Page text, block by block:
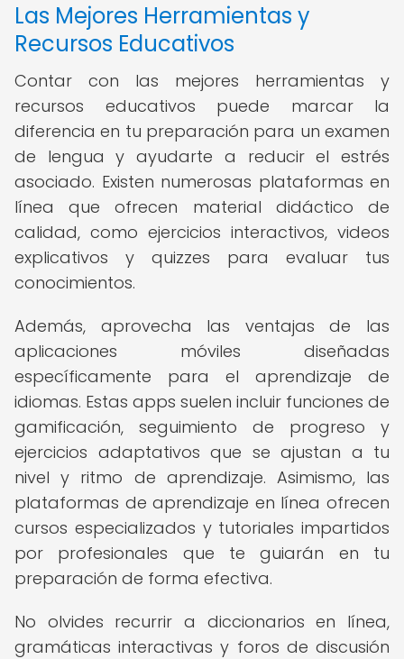
Las Mejores Herramientas y
Recursos Educativos
Contar con las mejores herramientas y
recursos educativos puede marcar la
diferencia en tu preparación para un examen
de lengua y ayudarte a reducir el estrés
asociado. Existen numerosas plataformas en
línea que ofrecen material didáctico de
calidad, como ejercicios interactivos, videos
explicativos y quizzes para evaluar tus
conocimientos.
Además, aprovecha las ventajas de las
aplicaciones móviles diseñadas
específicamente para el aprendizaje de
idiomas. Estas apps suelen incluir funciones de
gamificación, seguimiento de progreso y
ejercicios adaptativos que se ajustan a tu
nivel y ritmo de aprendizaje. Asimismo, las
plataformas de aprendizaje en línea ofrecen
cursos especializados y tutoriales impartidos
por profesionales que te guiarán en tu
preparación de forma efectiva.
No olvides recurrir a diccionarios en línea,
gramáticas interactivas y foros de discusión